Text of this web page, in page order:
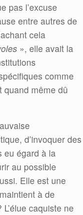
pas l’excuse
entre autres de
cela
», elle avait la
comme
quand même dû
d’invoquer des
eu égard à la
au possible
Elle est une
à de
caquiste ne